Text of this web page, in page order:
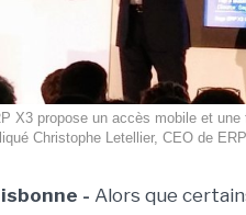
X3 propose un accès mobile et
Christophe Letellier, CEO de
- Alors que